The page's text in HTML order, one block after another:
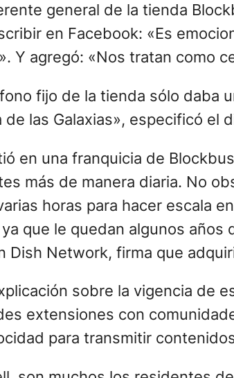
general de la tienda
en Facebook: «Es
Y agregó: «Nos tratan como
fijo de la tienda sólo daba
de las Galaxias», especificó el
en una franquicia de
más de manera diaria. No
horas para hacer escala
que le quedan algunos
Dish Network, firma que
sobre la vigencia de
extensiones con
para transmitir